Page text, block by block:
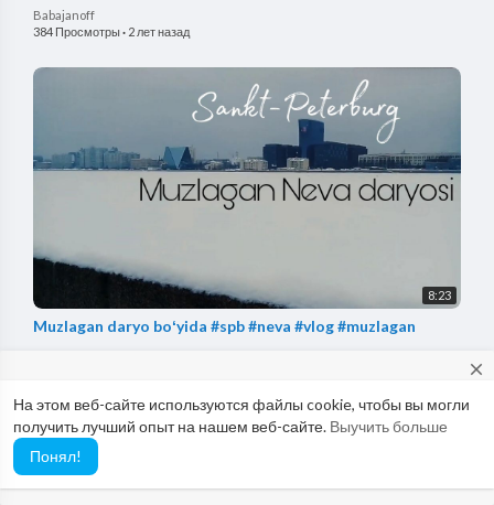
На этом веб-сайте используются файлы cookie, чтобы вы могли
получить лучший опыт на нашем веб-сайте. Выучить больше
Понял!
close
Would you like to report possible abuse to our Abuse Team? If so,
please use this email: abuse@vimo.cam
Babajanoff
384 Просмотры· 2 лет назад
8:23
Muzlagan daryo boʻyida #spb #neva #vlog #muzlagan